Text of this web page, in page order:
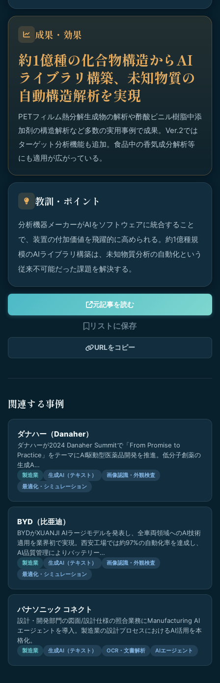
成果・効果
約1億種の化合物構造からAI
ライブラリ構築、未知物質の
自動構造解析を実現
PETフィルム熱分解生成物の解析や酢酸ビニル樹脂中添
加剤の構造解析など多数の実用事例で成果。Ver.2では
ターゲット分析機能も追加。食品中の香気成分解析等
にも適用が広がっている。
教訓・ポイント
分析機器メーカーがAIをソフトウェアに統合すること
で、装置の付加価値を飛躍的に高められる。約1億種規
模のAIライブラリ構築は、未知物質分析の自動化という
従来不可能だった課題を解決する。
元記事を読む
リストに保存
URLをコピー
関連する事例
ダナハー（Danaher）
ダナハーが2024 Danaher Summitで「From Promise to
Practice」をテーマにAI駆動型医薬品開発を推進。低分子創薬の
生成A…
製造業 生成AI（テキスト）
画像認識・外観検査
最適化・シミュレーション
BYD（比亜迪）
BYDがXUANJI AIラージモデルを発表し、全車両領域へのAI技術
適用を業界初で実現。西安工場では約97%の自動化率を達成し、
AI品質管理によりバッテリー…
製造業 生成AI（テキスト）
画像認識・外観検査
最適化・シミュレーション
パナソニック コネクト
設計・開発部門の図面/設計仕様の照合業務にManufacturing AI
エージェントを導入。製造業の設計プロセスにおけるAI活用を本
格化。
製造業 生成AI（テキスト） OCR・文書解析 AIエージェント